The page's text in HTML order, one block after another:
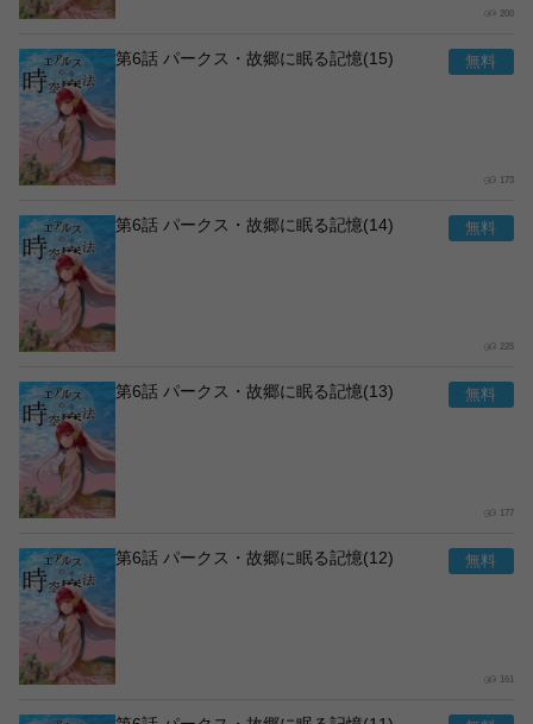
200
第6話 パークス・故郷に眠る記憶(15)
173
第6話 パークス・故郷に眠る記憶(14)
225
第6話 パークス・故郷に眠る記憶(13)
177
第6話 パークス・故郷に眠る記憶(12)
161